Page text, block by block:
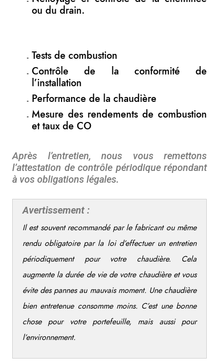
ou du drain.
Tests de combustion
Contrôle de la conformité de
l’installation
Performance de la chaudière
Mesure des rendements de combustion
et taux de CO
Après l’entretien, nous vous remettons
l’attestation de contrôle périodique répondant
à vos obligations légales.
Avertissement :
Il est souvent recommandé par le fabricant ou même
rendu obligatoire par la loi d’effectuer un entretien
périodiquement pour votre chaudière. Cela
augmente la durée de vie de votre chaudière et vous
évite des pannes au mauvais moment. Une chaudière
bien entretenue consomme moins. C’est une bonne
chose pour votre portefeuille, mais aussi pour
l’environnement.